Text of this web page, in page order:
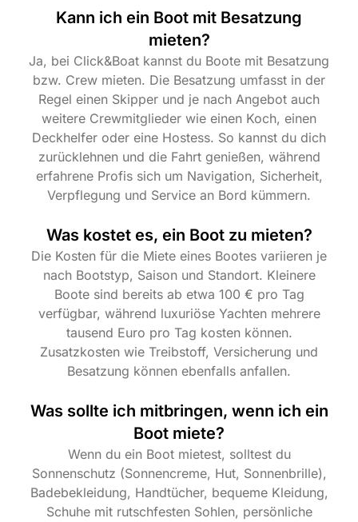
Kann ich ein Boot mit Besatzung
mieten?
Ja, bei Click&Boat kannst du Boote mit Besatzung
bzw. Crew mieten. Die Besatzung umfasst in der
Regel einen Skipper und je nach Angebot auch
weitere Crewmitglieder wie einen Koch, einen
Deckhelfer oder eine Hostess. So kannst du dich
zurücklehnen und die Fahrt genießen, während
erfahrene Profis sich um Navigation, Sicherheit,
Verpflegung und Service an Bord kümmern.
Was kostet es, ein Boot zu mieten?
Die Kosten für die Miete eines Bootes variieren je
nach Bootstyp, Saison und Standort. Kleinere
Boote sind bereits ab etwa 100 € pro Tag
verfügbar, während luxuriöse Yachten mehrere
tausend Euro pro Tag kosten können.
Zusatzkosten wie Treibstoff, Versicherung und
Besatzung können ebenfalls anfallen.
Was sollte ich mitbringen, wenn ich ein
Boot miete?
Wenn du ein Boot mietest, solltest du
Sonnenschutz (Sonnencreme, Hut, Sonnenbrille),
Badebekleidung, Handtücher, bequeme Kleidung,
Schuhe mit rutschfesten Sohlen, persönliche